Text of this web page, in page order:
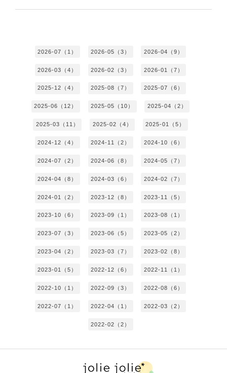
2026-07（1） 2026-05（3） 2026-04（9）
2026-03（4） 2026-02（3） 2026-01（7）
2025-12（4） 2025-08（7） 2025-07（6）
2025-06（12） 2025-05（10） 2025-04（2）
2025-03（11） 2025-02（4） 2025-01（5）
2024-12（4） 2024-11（2） 2024-10（6）
2024-07（2） 2024-06（8） 2024-05（7）
2024-04（8） 2024-03（6） 2024-02（7）
2024-01（2） 2023-12（8） 2023-11（5）
2023-10（6） 2023-09（1） 2023-08（1）
2023-07（3） 2023-06（5） 2023-05（2）
2023-04（2） 2023-03（7） 2023-02（8）
2023-01（5） 2022-12（6） 2022-11（1）
2022-10（1） 2022-09（3） 2022-08（6）
2022-07（1） 2022-04（1） 2022-03（2）
2022-02（2）